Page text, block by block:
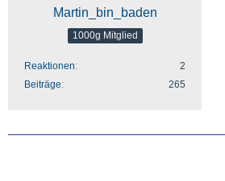
Martin_bin_baden
1000g Mitglied
Reaktionen
2
Beiträge
265